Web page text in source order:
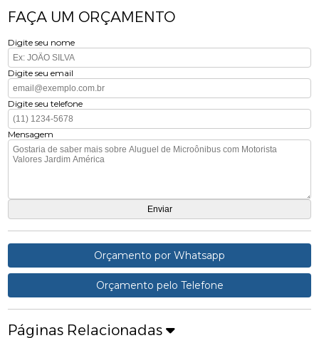
FAÇA UM ORÇAMENTO
Digite seu nome
Digite seu email
Digite seu telefone
Mensagem
Orçamento por Whatsapp
Orçamento pelo Telefone
Páginas Relacionadas